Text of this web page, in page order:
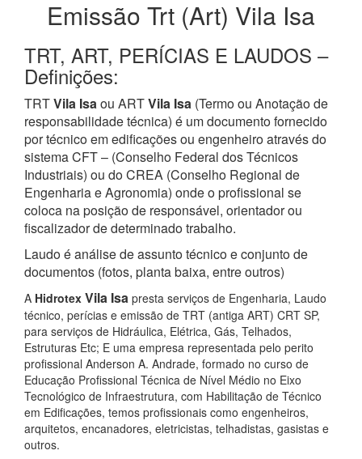
Emissão Trt (Art) Vila Isa
TRT, ART, PERÍCIAS E LAUDOS –
Definições:
TRTVila Isaou ARTVila Isa (Termo ou Anotação de
responsabilidade técnica) é um documento fornecido
por técnico em edificações ou engenheiro através do
sistema CFT – (Conselho Federal dos Técnicos
Industriais) ou do CREA (Conselho Regional de
Engenharia e Agronomia) onde o profissional se
coloca na posição de responsável, orientador ou
fiscalizador de determinado trabalho.
Laudo é análise de assunto técnico e conjunto de
documentos (fotos, planta baixa, entre outros)
A Hidrotex Vila Isa presta serviços de Engenharia, Laudo
técnico, perícias e emissão de TRT (antiga ART) CRT SP,
para serviços de Hidráulica, Elétrica, Gás, Telhados,
Estruturas Etc; E uma empresa representada pelo perito
profissional Anderson A. Andrade, formado no curso de
Educação Profissional Técnica de Nível Médio no Eixo
Tecnológico de Infraestrutura, com Habilitação de Técnico
em Edificações, temos profissionais como engenheiros,
arquitetos, encanadores, eletricistas, telhadistas, gasistas e
outros.